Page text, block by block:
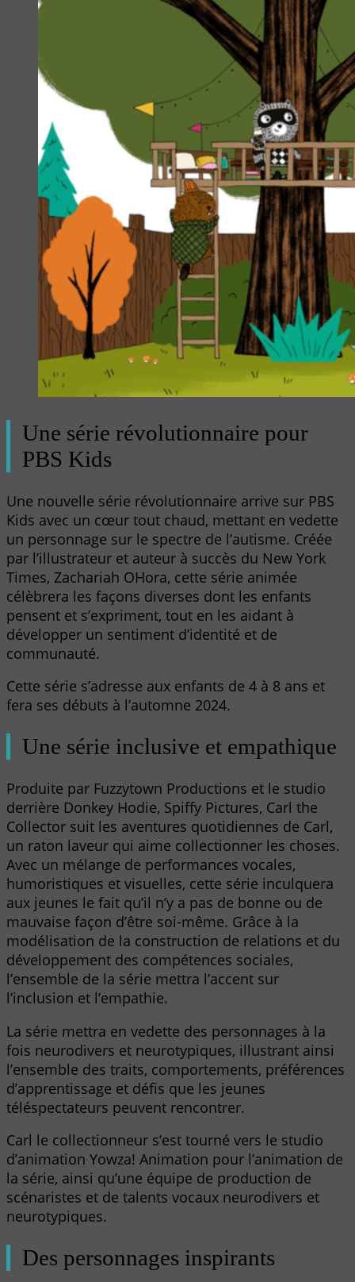
Une série révolutionnaire pour
PBS Kids
Une nouvelle série révolutionnaire arrive sur PBS
Kids avec un cœur tout chaud, mettant en vedette
un personnage sur le spectre de l’autisme. Créée
par l’illustrateur et auteur à succès du New York
Times, Zachariah OHora, cette série animée
célèbrera les façons diverses dont les enfants
pensent et s’expriment, tout en les aidant à
développer un sentiment d’identité et de
communauté.
Cette série s’adresse aux enfants de 4 à 8 ans et
fera ses débuts à l’automne 2024.
Une série inclusive et empathique
Produite par Fuzzytown Productions et le studio
derrière Donkey Hodie, Spiffy Pictures, Carl the
Collector suit les aventures quotidiennes de Carl,
un raton laveur qui aime collectionner les choses.
Avec un mélange de performances vocales,
humoristiques et visuelles, cette série inculquera
aux jeunes le fait qu’il n’y a pas de bonne ou de
mauvaise façon d’être soi-même. Grâce à la
modélisation de la construction de relations et du
développement des compétences sociales,
l’ensemble de la série mettra l’accent sur
l’inclusion et l’empathie.
La série mettra en vedette des personnages à la
fois neurodivers et neurotypiques, illustrant ainsi
l’ensemble des traits, comportements, préférences
d’apprentissage et défis que les jeunes
téléspectateurs peuvent rencontrer.
Carl le collectionneur s’est tourné vers le studio
d’animation Yowza! Animation pour l’animation de
la série, ainsi qu’une équipe de production de
scénaristes et de talents vocaux neurodivers et
neurotypiques.
Des personnages inspirants